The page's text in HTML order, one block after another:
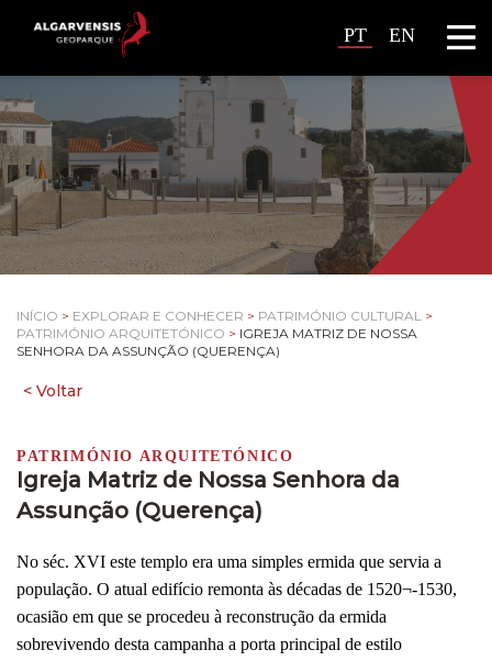
PT EN
INÍCIO > EXPLORAR E CONHECER > PATRIMÓNIO CULTURAL >
PATRIMÓNIO ARQUITETÓNICO > IGREJA MATRIZ DE NOSSA
SENHORA DA ASSUNÇÃO (QUERENÇA)
PATRIMÓNIO ARQUITETÓNICO
Igreja Matriz de Nossa Senhora da
Assunção (Querença)
No séc. XVI este templo era uma simples ermida que servia a
população. O atual edifício remonta às décadas de 1520¬-1530,
ocasião em que se procedeu à reconstrução da ermida
sobrevivendo desta campanha a porta principal de estilo